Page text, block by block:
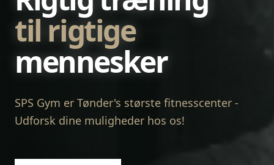
til rigtige
mennesker
SPS Gym er Tønder's største fitnesscenter -
Udforsk dine muligheder hos os!